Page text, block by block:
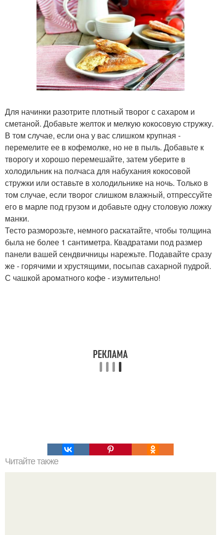
Для начинки разотрите плотный творог с сахаром и
сметаной. Добавьте желток и мелкую кокосовую стружку.
В том случае, если она у вас слишком крупная -
перемелите ее в кофемолке, но не в пыль. Добавьте к
творогу и хорошо перемешайте, затем уберите в
холодильник на полчаса для набухания кокосовой
стружки или оставьте в холодильнике на ночь. Только в
том случае, если творог слишком влажный, отпрессуйте
его в марле под грузом и добавьте одну столовую ложку
манки.
Тесто разморозьте, немного раскатайте, чтобы толщина
была не более 1 сантиметра. Квадратами под размер
панели вашей сендвичницы нарежьте. Подавайте сразу
же - горячими и хрустящими, посыпав сахарной пудрой.
С чашкой ароматного кофе - изумительно!
Читайте также